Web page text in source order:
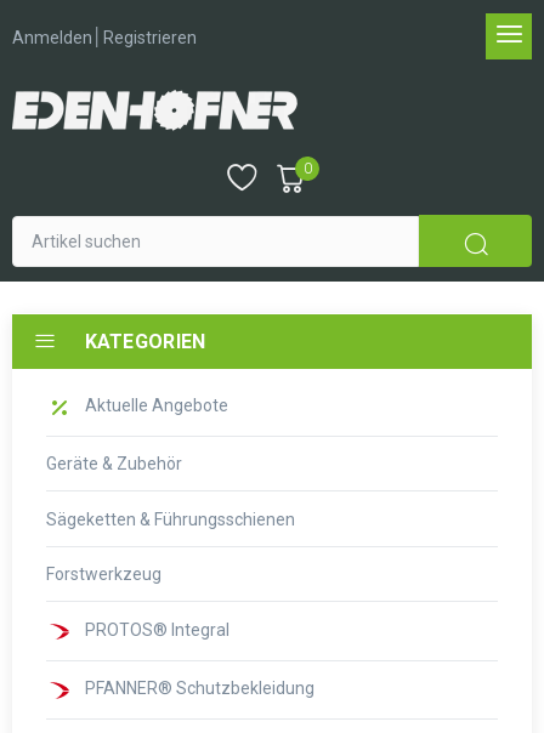
Anmelden Registrieren
0
KATEGORIEN
Aktuelle Angebote
Geräte & Zubehör
Sägeketten & Führungsschienen
Forstwerkzeug
PROTOS® Integral
PFANNER® Schutzbekleidung